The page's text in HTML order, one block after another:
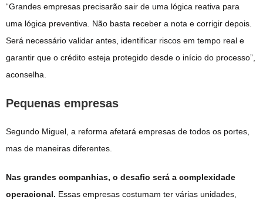
“Grandes empresas precisarão sair de uma lógica reativa para
uma lógica preventiva. Não basta receber a nota e corrigir depois.
Será necessário validar antes, identificar riscos em tempo real e
garantir que o crédito esteja protegido desde o início do processo”,
aconselha.
Pequenas empresas
Segundo Miguel, a reforma afetará empresas de todos os portes,
mas de maneiras diferentes.
Nas grandes companhias, o desafio será a complexidade
operacional. Essas empresas costumam ter várias unidades,